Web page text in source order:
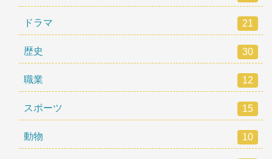
ドラマ 21
歴史 30
職業 12
スポーツ 15
動物 10